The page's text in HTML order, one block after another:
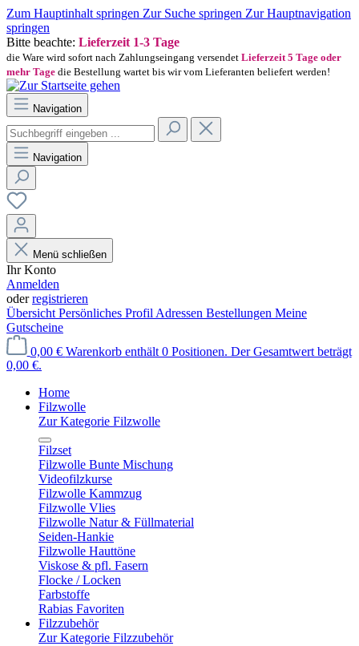
Zum Hauptinhalt springen Zur Suche springen Zur Hauptnavigation
springen
Bitte beachte: Lieferzeit 1-3 Tage
die Ware wird sofort nach Zahlungseingang versendet Lieferzeit 5 Tage oder
mehr Tage die Bestellung wartet bis wir vom Lieferanten beliefert werden!
Navigation
Navigation
Menü schließen
Ihr Konto
Anmelden
oderregistrieren
Übersicht Persönliches Profil Adressen Bestellungen Meine
Gutscheine
0,00 € Warenkorb enthält 0 Positionen. Der Gesamtwert beträgt
0,00 €.
Home
Filzwolle
Zur Kategorie Filzwolle
Filzset
Filzwolle Bunte Mischung
Videofilzkurse
Filzwolle Kammzug
Filzwolle Vlies
Filzwolle Natur & Füllmaterial
Seiden-Hankie
Filzwolle Hauttöne
Viskose & pfl. Fasern
Flocke / Locken
Farbstoffe
Rabias Favoriten
Filzzubehör
Zur Kategorie Filzzubehör